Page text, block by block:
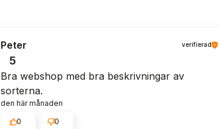
Peter verifierad
5
Bra webshop med bra beskrivningar av
sorterna.
den här månaden
0 0